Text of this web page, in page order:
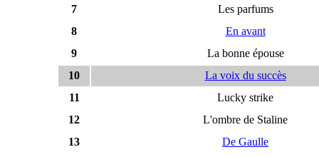
7
Les parfums
8
En avant
9
La bonne épouse
10
La voix du succès
11
Lucky strike
12
L'ombre de Staline
13
De Gaulle